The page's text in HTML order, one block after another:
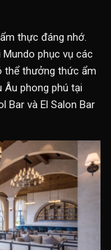
thực đáng nhớ.
phục vụ các
thể thưởng thức ẩm
Âu phong phú tại
Bar và El Salon Bar